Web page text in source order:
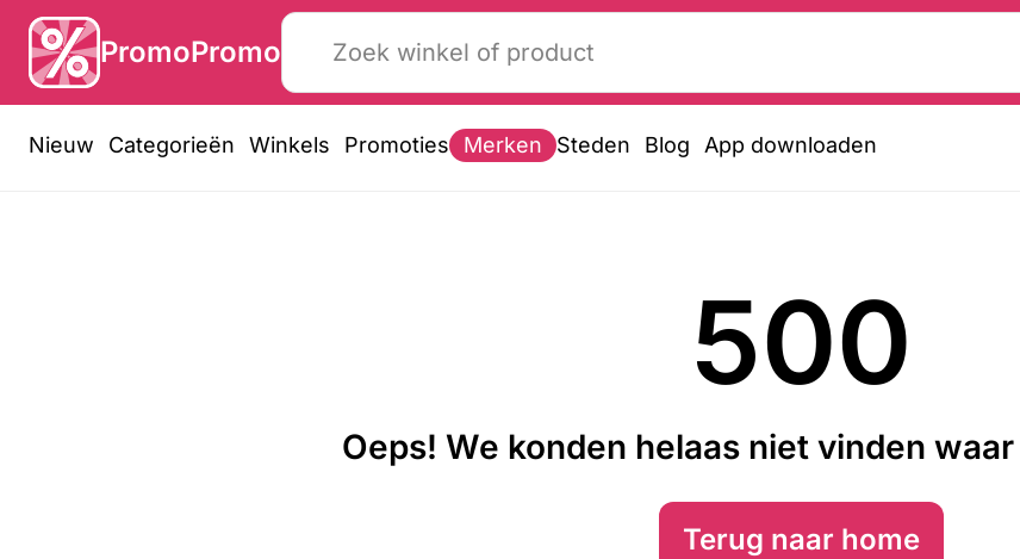
PromoPromo
Nieuw Categorieën Winkels Promoties Merken Steden Blog App downloaden
500
Oeps! We konden helaas niet vinden
Terug naar home